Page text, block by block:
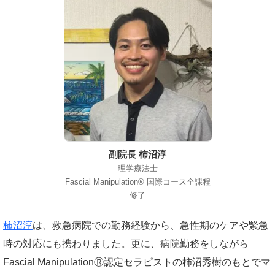
副院長 柿沼淳
理学療法士
Fascial Manipulation® 国際コース全課程
修了
柿沼淳は、救急病院での勤務経験から、急性期のケアや緊急
時の対応にも携わりました。更に、病院勤務をしながら
Fascial ManipulationⓇ認定セラピストの柿沼秀樹のもとでマ